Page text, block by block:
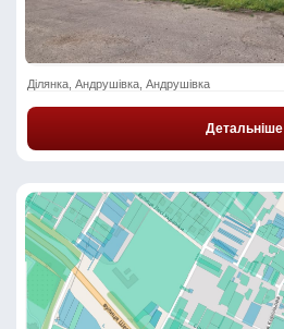
Ділянка, Андрушівка, Андрушівка
Детальніше